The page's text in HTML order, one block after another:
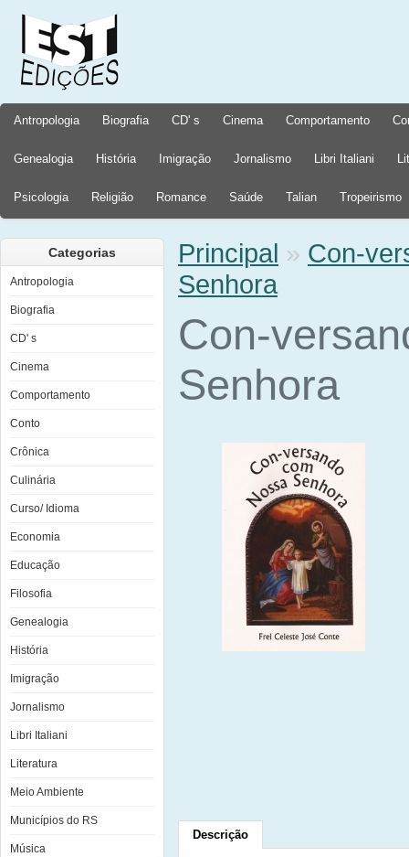
Antropologia Biografia CD' s Cinema Comportamento
Genealogia História Imigração Jornalismo Libri Italiani
Psicologia Religião Romance Saúde Talian Tropeirismo
Categorias
Antropologia
Biografia
CD' s
Cinema
Comportamento
Conto
Crônica
Culinária
Curso/ Idioma
Economia
Educação
Filosofia
Genealogia
História
Imigração
Jornalismo
Libri Italiani
Literatura
Meio Ambiente
Municípios do RS
Música
Principal » Con-
Senhora
Con-
Senhora
Descrição